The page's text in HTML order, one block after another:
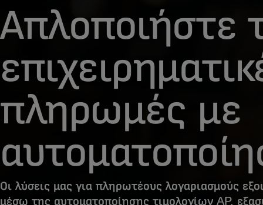
Απλοποιήστε
πληρωμές με
Οι λύσεις μας για πληρωτέους λογαριασμούς
μέσω της αυτοματοποίησης τιμολογίων AP,